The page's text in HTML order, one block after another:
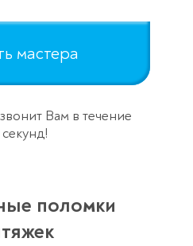
мастера
Вам в течение
поломки